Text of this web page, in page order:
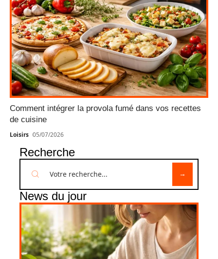
Comment intégrer la provola fumé dans vos recettes
de cuisine
Loisirs 05/07/2026
Recherche
News du jour